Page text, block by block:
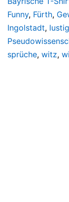
Funny, Fürth,
Ingolstadt, lustig
sprüche, witz,